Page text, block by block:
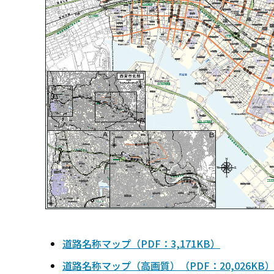
道路名称マップ（PDF：3,171KB）
道路名称マップ（高画質）（PDF：20,026KB）